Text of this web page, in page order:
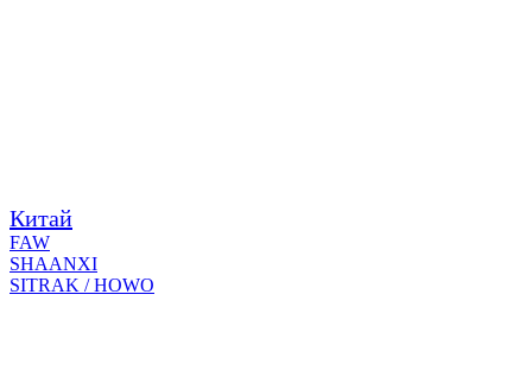
Китай
FAW
SHAANXI
SITRAK / HOWO